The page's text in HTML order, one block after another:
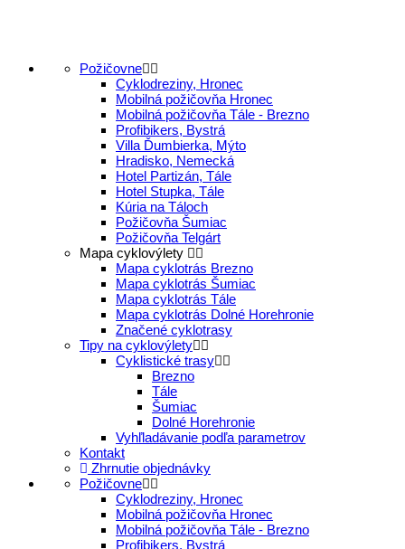
Požičovne
Cyklodreziny, Hronec
Mobilná požičovňa Hronec
Mobilná požičovňa Tále - Brezno
Profibikers, Bystrá
Villa Ďumbierka, Mýto
Hradisko, Nemecká
Hotel Partizán, Tále
Hotel Stupka, Tále
Kúria na Táloch
Požičovňa Šumiac
Požičovňa Telgárt
Mapa cyklovýlety
Mapa cyklotrás Brezno
Mapa cyklotrás Šumiac
Mapa cyklotrás Tále
Mapa cyklotrás Dolné Horehronie
Značené cyklotrasy
Tipy na cyklovýlety
Cyklistické trasy
Brezno
Tále
Šumiac
Dolné Horehronie
Vyhľladávanie podľa parametrov
Kontakt
Zhrnutie objednávky
Požičovne
Cyklodreziny, Hronec
Mobilná požičovňa Hronec
Mobilná požičovňa Tále - Brezno
Profibikers, Bystrá